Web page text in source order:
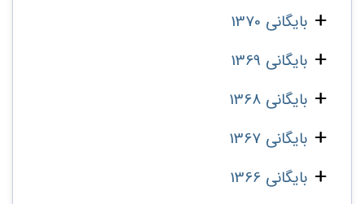
بایگانی 1370
بایگانی 1369
بایگانی 1368
بایگانی 1367
بایگانی 1366